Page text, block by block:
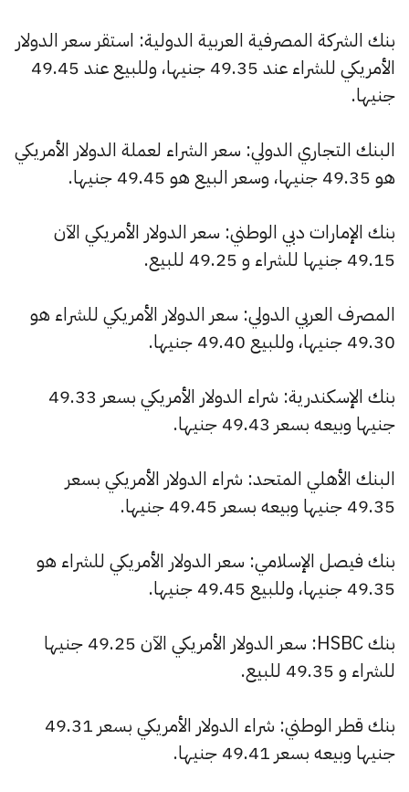
بنك الشركة المصرفية العربية الدولية: استقر سعر الدولار
الأمريكي للشراء عند 49.35 جنيها، وللبيع عند 49.45
جنيها.
البنك التجاري الدولي: سعر الشراء لعملة الدولار الأمريكي
هو 49.35 جنيها، وسعر البيع هو 49.45 جنيها.
بنك الإمارات دبي الوطني: سعر الدولار الأمريكي الآن
49.15 جنيها للشراء و 49.25 للبيع.
المصرف العربي الدولي: سعر الدولار الأمريكي للشراء هو
49.30 جنيها، وللبيع 49.40 جنيها.
بنك الإسكندرية: شراء الدولار الأمريكي بسعر 49.33
جنيها وبيعه بسعر 49.43 جنيها.
البنك الأهلي المتحد: شراء الدولار الأمريكي بسعر
49.35 جنيها وبيعه بسعر 49.45 جنيها.
بنك فيصل الإسلامي: سعر الدولار الأمريكي للشراء هو
49.35 جنيها، وللبيع 49.45 جنيها.
بنك HSBC: سعر الدولار الأمريكي الآن 49.25 جنيها
للشراء و 49.35 للبيع.
بنك قطر الوطني: شراء الدولار الأمريكي بسعر 49.31
جنيها وبيعه بسعر 49.41 جنيها.